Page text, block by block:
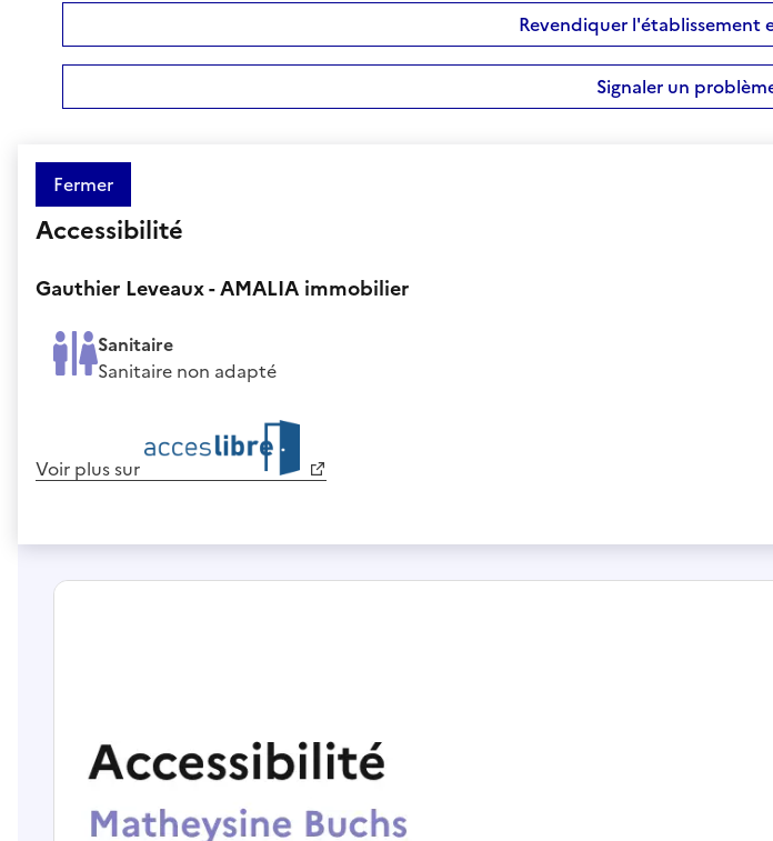
Revendiquer l'établissement
Signaler un
Fermer
Accessibilité
Gauthier Leveaux - AMALIA immobilier
Sanitaire
Sanitaire non adapté
Voir plus sur